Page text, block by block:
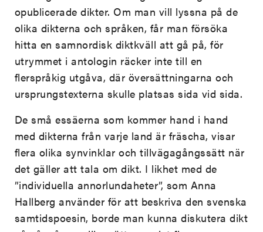
opublicerade dikter. Om man vill lyssna på de
olika dikterna och språken, får man försöka
hitta en samnordisk diktkväll att gå på, för
utrymmet i antologin räcker inte till en
flerspråkig utgåva, där översättningarna och
ursprungstexterna skulle platsas sida vid sida.
De små essäerna som kommer hand i hand
med dikterna från varje land är fräscha, visar
flera olika synvinklar och tillvägagångssätt när
det gäller att tala om dikt. I likhet med de
”individuella annorlundaheter”, som Anna
Hallberg använder för att beskriva den svenska
samtidspoesin, borde man kunna diskutera dikt